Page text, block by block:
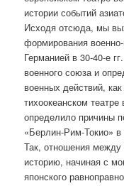
истории событий
Исходя отсюда, мы
формирования
Германией в 30-40-е
военного союза и
военных действий,
тихоокеанском
определило причины
«Берлин-Рим-Токио» в
Так, отношения
историю, начиная с
японского